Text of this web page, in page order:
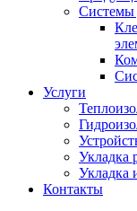
Системы
Услуги
Укладка
Укладка
Контакты